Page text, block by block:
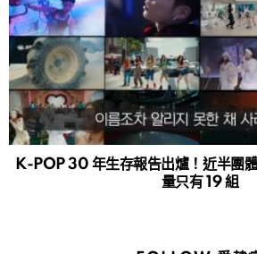
K-POP 30 年生存報告出爐！近半團
量只有 19 組